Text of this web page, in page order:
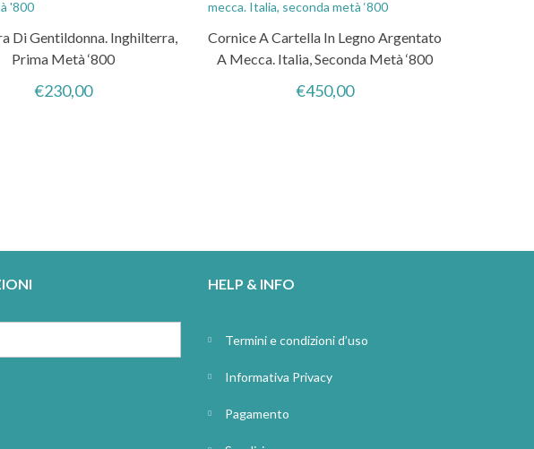
Di Gentildonna. Inghilterra,
Prima Metà ‘800
€230,00
Cornice A Cartella In Legno Argentato
A Mecca. Italia, Seconda Metà ‘800
€450,00
HELP & INFO
Termini e condizioni d’uso
Informativa Privacy
Pagamento